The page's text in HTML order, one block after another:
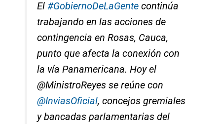
El #GobiernoDeLaGentecontinúa
trabajando en las acciones de
contingencia en Rosas, Cauca,
punto que afecta la conexión con
la vía Panamericana. Hoy el
@MinistroReyes se reúne con
@InviasOficial, concejos gremiales
y bancadas parlamentarias del